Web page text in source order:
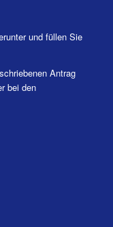
und füllen Sie
Antrag
bei den